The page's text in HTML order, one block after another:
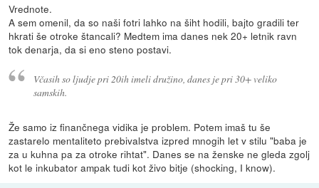
Vrednote.
A sem omenil, da so naši fotri lahko na šiht hodili, bajto gradili ter
hkrati še otroke štancali? Medtem ima danes nek 20+ letnik ravn
tok denarja, da si eno steno postavi.
Včasih so ljudje pri 20ih imeli družino, danes je pri 30+ veliko
samskih.
Že samo iz finančnega vidika je problem. Potem imaš tu še
zastarelo mentaliteto prebivalstva izpred mnogih let v stilu "baba je
za u kuhna pa za otroke rihtat". Danes se na ženske ne gleda zgolj
kot le inkubator ampak tudi kot živo bitje (shocking, I know).